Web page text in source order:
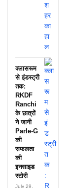
क्लासरूम
से इंडस्ट्री
तक:
RKDF
Ranchi
के छात्रों
ने जानी
Parle-G
की
सफलता
की
इनसाइड
स्टोरी
July 29,